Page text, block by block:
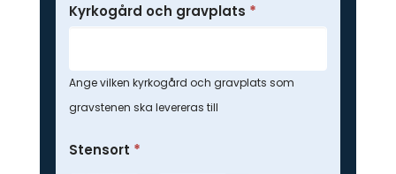
Kyrkogård och gravplats *
Ange vilken kyrkogård och gravplats som
gravstenen ska levereras till
Stensort *